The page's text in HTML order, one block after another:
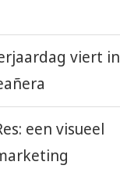
viert in
een visueel